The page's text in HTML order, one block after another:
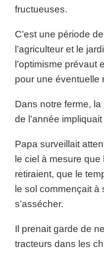
fructueuses.
C’est une période
l’agriculteur et le
l’optimisme prévaut
pour une éventuelle
Dans notre ferme,
de l’année
Papa surveillait
le ciel à mesure
retiraient, que le
le sol commençait à
s’assécher.
Il prenait garde de
tracteurs dans les